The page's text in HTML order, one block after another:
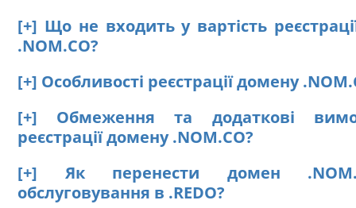
[+] Що не входить у вартість
.NOM.CO?
[+] Особливості реєстрації домену
[+] Обмеження та додаткові
реєстрації домену .NOM.CO?
[+] Як перенести домен
обслуговування в .REDO?